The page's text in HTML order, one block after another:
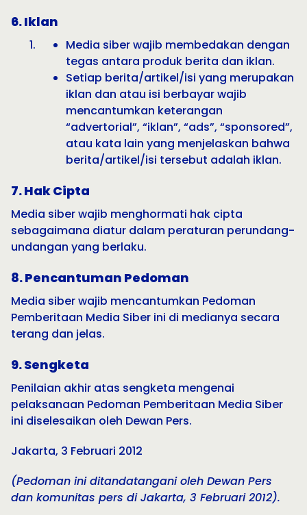
6. Iklan
Media siber wajib membedakan dengan
tegas antara produk berita dan iklan.
Setiap berita/artikel/isi yang merupakan
iklan dan atau isi berbayar wajib
mencantumkan keterangan
“advertorial”, “iklan”, “ads”, “sponsored”,
atau kata lain yang menjelaskan bahwa
berita/artikel/isi tersebut adalah iklan.
7. Hak Cipta
Media siber wajib menghormati hak cipta
sebagaimana diatur dalam peraturan perundang-
undangan yang berlaku.
8. Pencantuman Pedoman
Media siber wajib mencantumkan Pedoman
Pemberitaan Media Siber ini di medianya secara
terang dan jelas.
9. Sengketa
Penilaian akhir atas sengketa mengenai
pelaksanaan Pedoman Pemberitaan Media Siber
ini diselesaikan oleh Dewan Pers.
Jakarta, 3 Februari 2012
(Pedoman ini ditandatangani oleh Dewan Pers
dan komunitas pers di Jakarta, 3 Februari 2012).